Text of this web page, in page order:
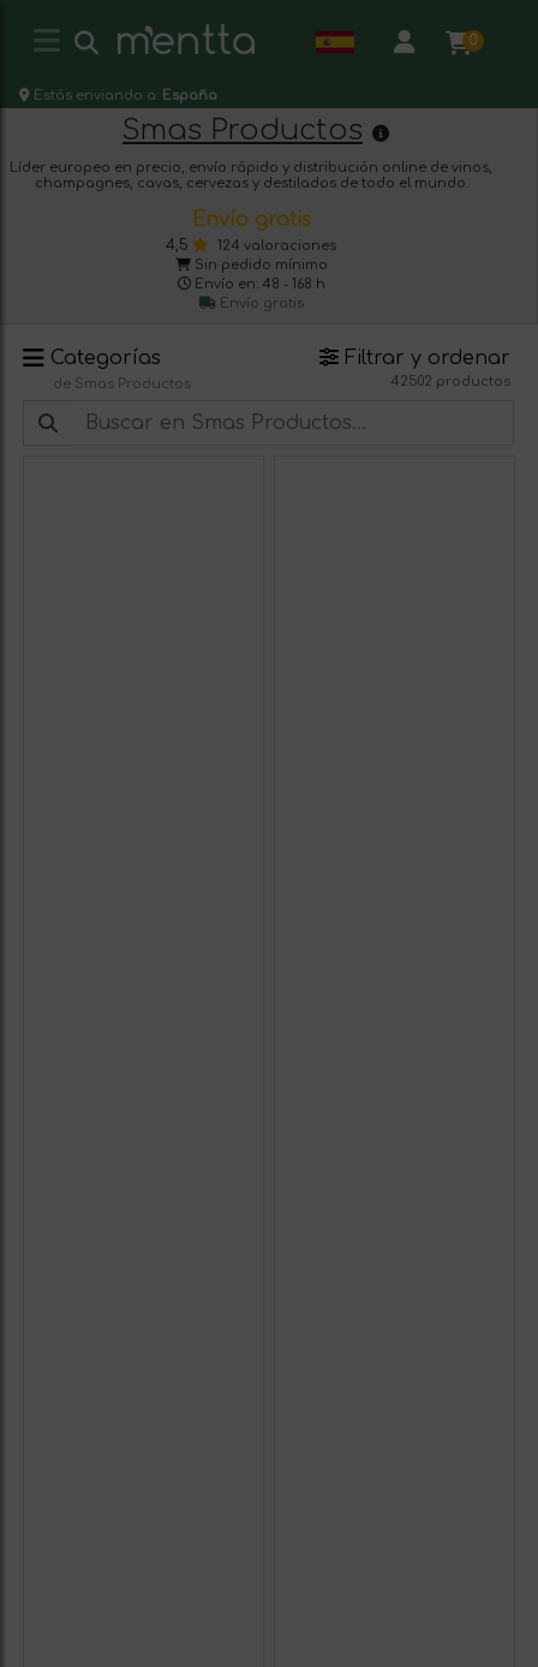
0
Estás enviando a: España
Smas Productos
Líder europeo en precio, envío rápido y distribución online de vinos,
champagnes, cavas, cervezas y destilados de todo el mundo.
Envío gratis
4,5
124 valoraciones
Sin pedido mínimo
Envío en: 48 - 168 h
Envío gratis
Categorías
de Smas Productos
Filtrar y ordenar
42502 productos